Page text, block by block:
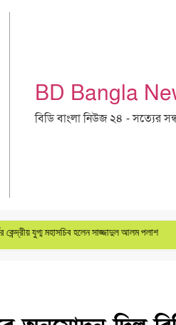
BD Bangla
বিডি বাংলা নিউজ ২৪ - সত্যের
হলেন সাজ্জাদুল আলম পলাশ ভূমিকম্পে